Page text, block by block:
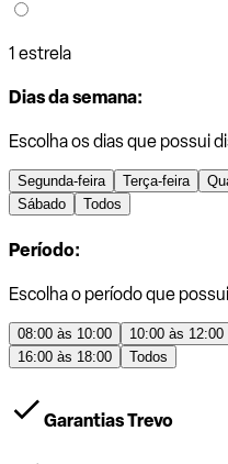
1 estrela
Dias da semana:
Escolha os dias que possui
Segunda-feira Terça-feira
Sábado
Todos
Período:
Escolha o período que
08:00 às 10:00 10:00 às 12:00
16:00 às 18:00
Todos
Garantias Trevo